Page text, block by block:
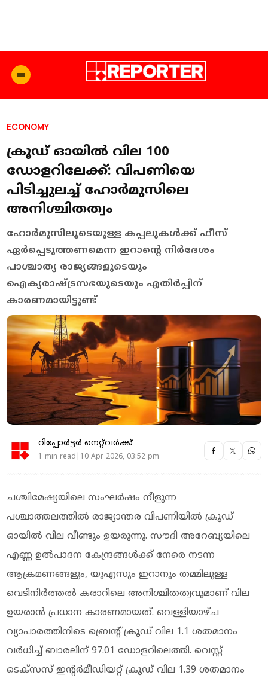
ECONOMY
ക്രൂഡ് ഓയില്‍ വില 100
ഡോളറിലേക്ക്: വിപണിയെ
പിടിച്ചുലച്ച് ഹോര്‍മുസിലെ
അനിശ്ചിതത്വം
ഹോര്‍മുസിലൂടെയുള്ള കപ്പലുകള്‍ക്ക് ഫീസ്
ഏര്‍പ്പെടുത്തണമെന്ന ഇറാന്റെ നിര്‍ദേശം
പാശ്ചാത്യ രാജ്യങ്ങളുടെയും
ഐക്യരാഷ്ട്രസഭയുടെയും എതിര്‍പ്പിന്
കാരണമായിട്ടുണ്ട്
റിപ്പോർട്ടർ നെറ്റ്‌വര്‍ക്ക്‌
1 min read|10 Apr 2026, 03:52 pm
ചശ്ചിമേഷ്യയിലെ സംഘര്‍ഷം നീളുന്ന
പശ്ചാത്തലത്തില്‍ രാജ്യാന്തര വിപണിയില്‍ ക്രൂഡ്
ഓയില്‍ വില വീണ്ടും ഉയരുന്നു. സൗദി അറേബ്യയിലെ
എണ്ണ ഉല്‍പാദന കേന്ദ്രങ്ങള്‍ക്ക് നേരെ നടന്ന
ആക്രമണങ്ങളും, യുഎസും ഇറാനും തമ്മിലുള്ള
വെടിനിര്‍ത്തല്‍ കരാറിലെ അനിശ്ചിതത്വവുമാണ് വില
ഉയരാന്‍ പ്രധാന കാരണമായത്. വെള്ളിയാഴ്ച
വ്യാപാരത്തിനിടെ ബ്രെന്റ് ക്രൂഡ് വില 1.1 ശതമാനം
വര്‍ധിച്ച് ബാരലിന് 97.01 ഡോളറിലെത്തി. വെസ്റ്റ്
ടെക്‌സസ് ഇന്റര്‍മീഡിയറ്റ് ക്രൂഡ് വില 1.39 ശതമാനം